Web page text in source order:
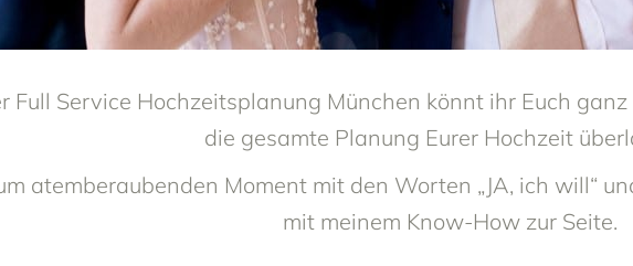
Full Service Hochzeitsplanung München könnt ihr Euch
die gesamte Planung Eurer Hochzeit
atemberaubenden Moment mit den Worten „JA, ich will“
mit meinem Know-How zur Seite.